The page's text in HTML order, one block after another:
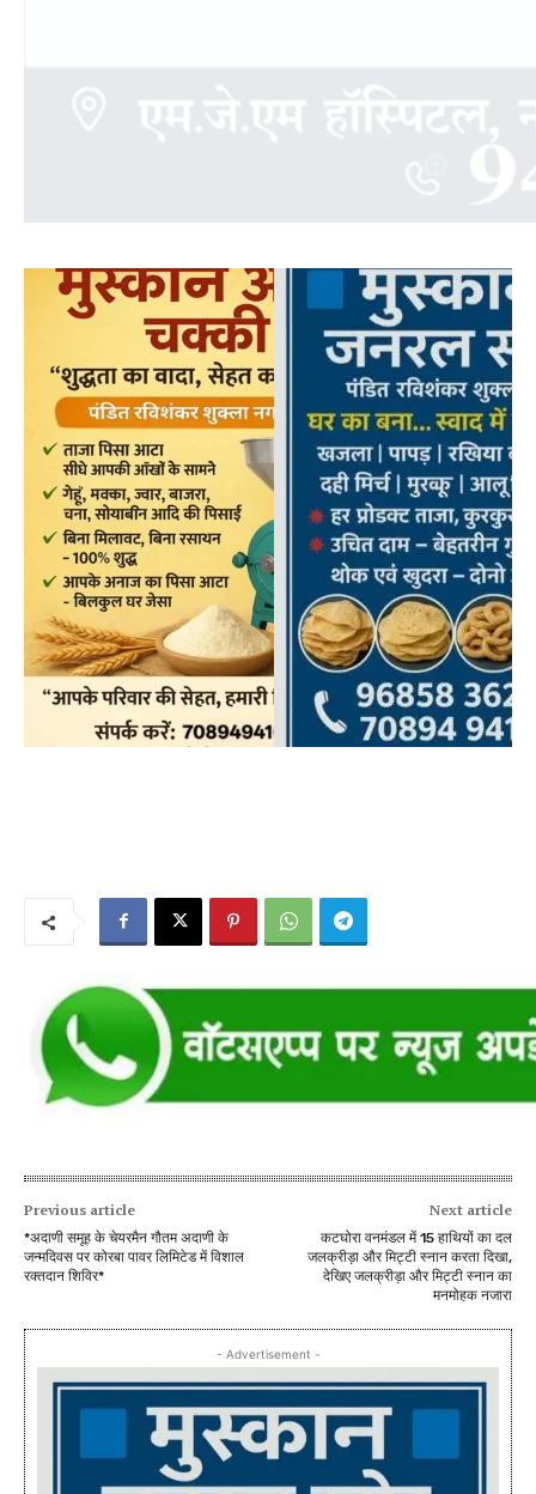
Previous article
*अदाणी समूह के चेयरमैन गौतम अदाणी के
जन्मदिवस पर कोरबा पावर लिमिटेड में विशाल
रक्तदान शिविर*
Next article
कटघोरा वनमंडल में 15 हाथियों का दल
जलक्रीड़ा और मिट्टी स्नान करता दिखा,
देखिए जलक्रीड़ा और मिट्टी स्नान का
मनमोहक नजारा
- Advertisement -